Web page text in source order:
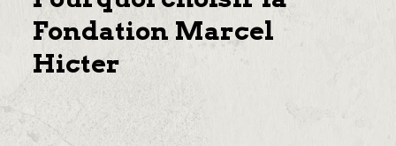
Fondation Marcel
Hicter